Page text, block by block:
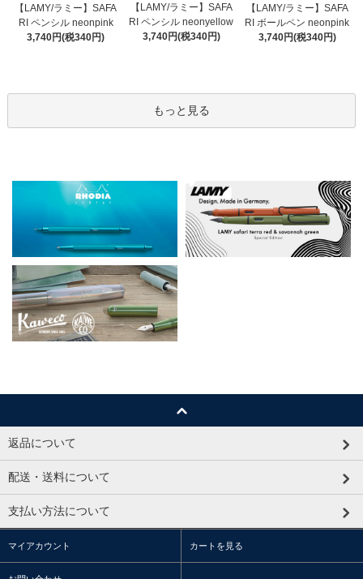
【LAMY/ラミー】SAFA
RI ペンシル neonpink
3,740円(税340円)
【LAMY/ラミー】SAFA
RI ペンシル neonyellow
3,740円(税340円)
【LAMY/ラミー】SAFA
RI ボールペン neonpink
3,740円(税340円)
もっと見る
返品について
配送・送料について
支払い方法について
マイアカウント カートを見る